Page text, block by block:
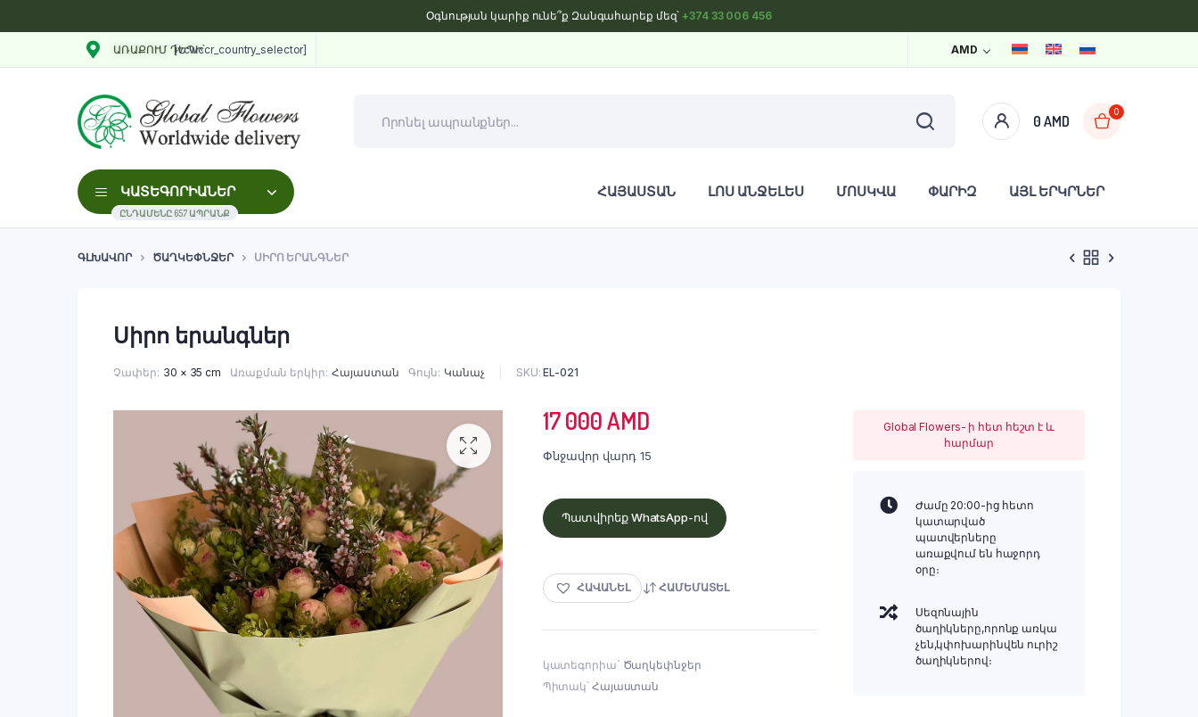
Օգնության կարիք ունե՞ք Զանգահարեք մեզ՝ +374 33 006 456
ԱՌԱՔՈՒՄ ԴԵՊԻ՝[vcwccr_country_selector] AMD
0 AMD
0
ԿԱՏԵԳՈՐԻԱՆԵՐ
ԸՆԴԱՄԵՆԸ 657 ԱՊՐԱՆՔ
ՀԱՅԱՍՏԱՆ ԼՈՍ ԱՆՋԵԼԵՍ ՄՈՍԿՎԱ ՓԱՐԻԶ ԱՅԼ ԵՐԿՐՆԵՐ
ԳԼԽԱՎՈՐ ԾԱՂԿԵՓՆՋԵՐ ՍԻՐՈ ԵՐԱՆԳՆԵՐ
Սիրո երանգներ
Չափեր 30 × 35 cm Առաքման երկիր Հայաստան Գույն Կանաչ SKU: EL-021
17 000AMD
Փնջավոր վարդ 15
Պատվիրեք WhatsApp-ով
ՀԱՎԱՆԵԼ ՀԱՄԵՄԱՏԵԼ
կատեգորիա` Ծաղկեփնջեր
Պիտակ՝ Հայաստան
Global Flowers- ի հետ հեշտ է և
հարմար
Ժամը 20:00-ից հետո
կատարված
պատվերները
առաքվում են հաջորդ
օրը։
Սեզոնային
ծաղիկները,որոնք առկա
չեն,կփոխարինվեն ուրիշ
ծաղիկներով։